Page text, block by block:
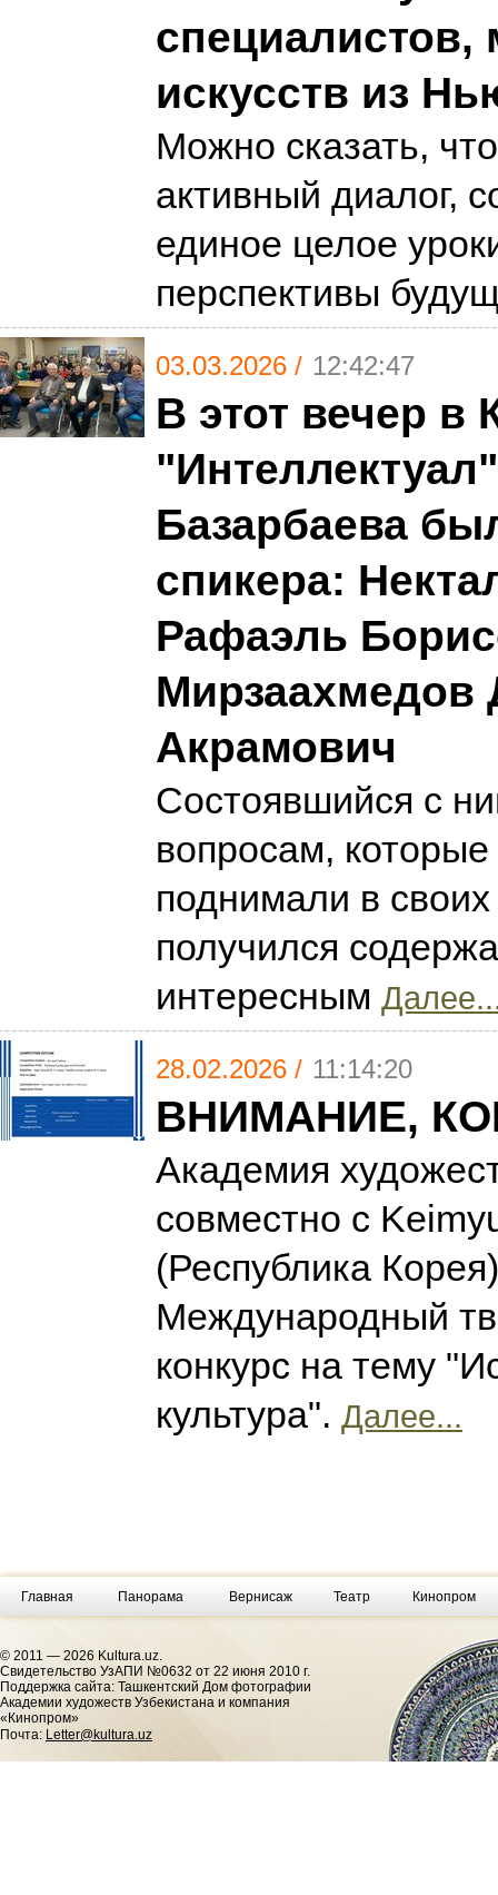
специалистов,
искусств из
Можно сказать,
активный диалог,
единое целое
перспективы
03.03.2026 / 12:42:47
В этот вечер в
Базарбаева
спикера:
Рафаэль
Мирзаахмедов
Акрамович
Состоявшийся с
вопросам,
поднимали в
получился
интересным
28.02.2026 / 11:14:20
ВНИМАНИЕ,
Академия
совместно с
(Республика
Международный
конкурс на тему
культура". Далее...
Главная Панорама Вернисаж Театр Кинопром
© 2011 — 2026 Kultura.uz.
Cвидетельство УзАПИ №0632 от 22 июня 2010 г.
Поддержка сайта: Ташкентский Дом фотографии
Академии художеств Узбекистана и компания
«Кинопром»
Почта: Letter@kultura.uz